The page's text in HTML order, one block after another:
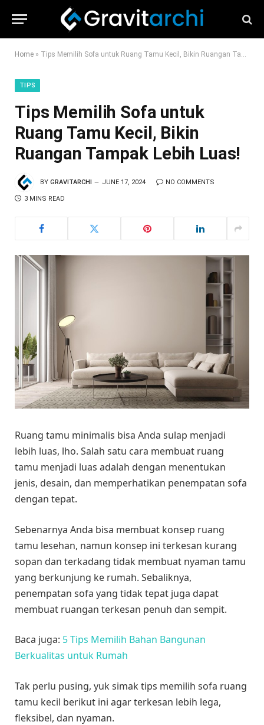
Home » Tips Memilih Sofa untuk Ruang Tamu Kecil, Bikin Ruangan Tampak Lebih Luas!
TIPS
Tips Memilih Sofa untuk
Ruang Tamu Kecil, Bikin
Ruangan Tampak Lebih Luas!
BY GRAVITARCHI JUNE 17, 2024 NO COMMENTS
3 MINS READ
Ruang tamu minimalis bisa Anda sulap menjadi
lebih luas, lho. Salah satu cara membuat ruang
tamu menjadi luas adalah dengan menentukan
jenis, desain, dan memperhatikan penempatan sofa
dengan tepat.
Sebenarnya Anda bisa membuat konsep ruang
tamu lesehan, namun konsep ini terkesan kurang
sopan dan terkadang tidak membuat nyaman tamu
yang berkunjung ke rumah. Sebaliknya,
penempatan sofa yang tidak tepat juga dapat
membuat ruangan terkesan penuh dan sempit.
Baca juga: 5 Tips Memilih Bahan Bangunan
Berkualitas untuk Rumah
Tak perlu pusing, yuk simak tips memilih sofa ruang
tamu kecil berikut ini agar terkesan lebih lega,
fleksibel, dan nyaman.